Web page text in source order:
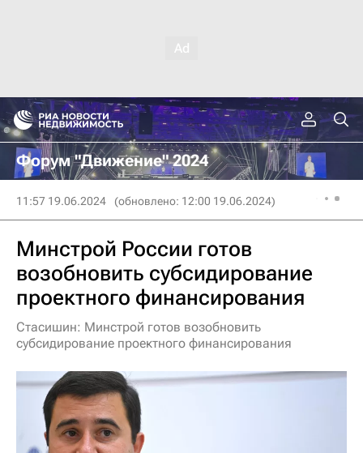
Форум "Движение" 2024
11:57 19.06.2024 (обновлено: 12:00 19.06.2024)
Минстрой России готов
возобновить субсидирование
проектного финансирования
Стасишин: Минстрой готов возобновить
субсидирование проектного финансирования